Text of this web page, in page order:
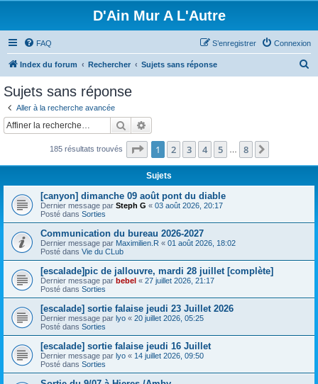
D'Ain Mur A L'Autre
FAQ Connexion
S’enregistrer
Index du forum Rechercher Sujets sans réponse
c
Sujets sans réponse
Aller à la recherche avancée
Rechercher
185 résultats trouvés Page 1sur8
1 2 3 4 5 8
Sujets
[canyon] dimanche 09 août pont du diable
Dernier message par Steph G « 03 août 2026, 20:17
Posté dans Sorties
Communication du bureau 2026-2027
Dernier message par Maximilien.R « 01 août 2026, 18:02
Posté dans Vie du CLub
[escalade]pic de jallouvre, mardi 28 juillet [complète]
Dernier message par bebel « 27 juillet 2026, 21:17
Posté dans Sorties
[escalade] sortie falaise jeudi 23 Juillet 2026
Dernier message par lyo « 20 juillet 2026, 05:25
Posté dans Sorties
[escalade] sortie falaise jeudi 16 Juillet
Dernier message par lyo « 14 juillet 2026, 09:50
Posté dans Sorties